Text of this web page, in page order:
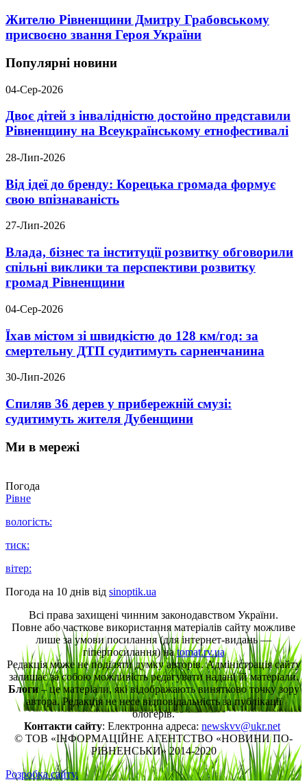
Жителю Рівненщини Дмитру Грабовському
присвоєно звання Героя України
Популярні новини
04-Сер-2026
Двоє дітей з інвалідністю достойно представили
Рівненщину на Всеукраїнському етнофестивалі
28-Лип-2026
Від ідеї до бренду: Корецька громада формує
свою впізнаваність
27-Лип-2026
Влада, бізнес та інституції розвитку обговорили
спільні виклики та перспективи розвитку
громад Рівненщини
04-Сер-2026
Їхав містом зі швидкістю до 128 км/год: за
смертельну ДТП судитимуть сарненчанина
30-Лип-2026
Спиляв 36 дерев у прибережній смузі:
судитимуть жителя Дубенщини
Ми в мережі
Погода
Рівне
вологість:
тиск:
вітер:
Погода на 10 днів від sinoptik.ua
Всі права захищені чинним законодавством України.
Повне або часткове використання матеріалів сайту можливе
лише за умови посилання (для інтернет-видань —
гіперпосилання) наtomat.rv.ua
Редакція може не поділяти думку авторів. Адміністрація сайту
залишає за собою можливість редагувати надані їй матеріали.
Блоги– це матеріали, які відображають винятково точку зору
автора. Редакція не несе відповідальність за публікації
блогерів.
Контакти сайту: Електронна адреса: newskvv@ukr.net
© ТОВ «ІНФОРМАЦІЙНЕ АГЕНТСТВО «НОВИНИ ПО-
РІВНЕНСЬКИ» 2014-2020
Розробка сайту.